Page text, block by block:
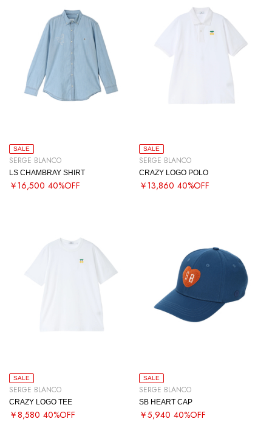
SALE
SERGE BLANCO
LS CHAMBRAY SHIRT
￥16,500 40%OFF
SALE
SERGE BLANCO
CRAZY LOGO POLO
￥13,860 40%OFF
SALE
SERGE BLANCO
CRAZY LOGO TEE
￥8,580 40%OFF
SALE
SERGE BLANCO
SB HEART CAP
￥5,940 40%OFF